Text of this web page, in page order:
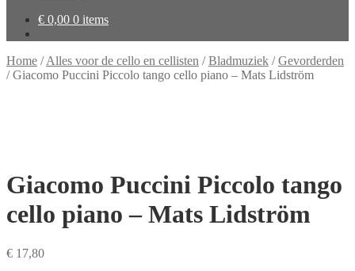
€ 0,00 0 items
Home /Alles voor de cello en cellisten /Bladmuziek /Gevorderden
/Giacomo Puccini Piccolo tango cello piano – Mats Lidström
Giacomo Puccini Piccolo tango
cello piano – Mats Lidström
€ 17,80